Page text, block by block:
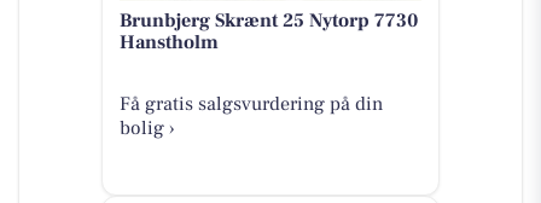
Brunbjerg Skrænt 25 Nytorp 7730
Hanstholm
Få gratis salgsvurdering på din
bolig ›